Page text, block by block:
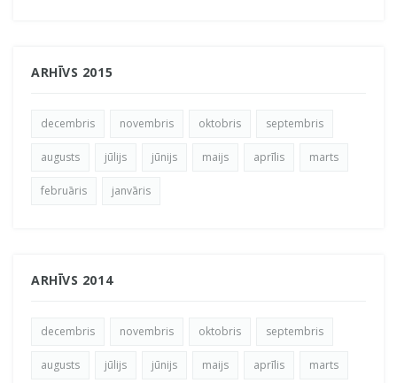
ARHĪVS 2015
decembris novembris oktobris septembris
augusts jūlijs jūnijs maijs aprīlis marts
februāris janvāris
ARHĪVS 2014
decembris novembris oktobris septembris
augusts jūlijs jūnijs maijs aprīlis marts